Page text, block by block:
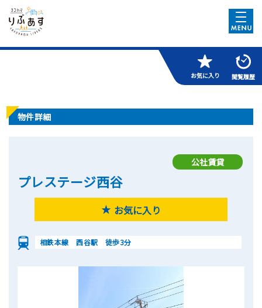
お気に入り 閲覧履歴
物件詳細
公社賃貸
プレステージ西谷
お気に入り
相鉄本線 西谷駅 徒歩3分